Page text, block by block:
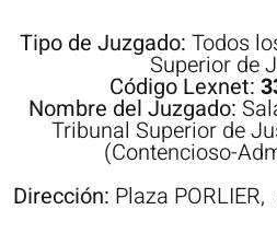
Tipo de Juzgado: Todos
Superior de
Código Lexnet:
Nombre del Juzgado:
Tribunal Superior de
(Contencioso-
Dirección: Plaza PORLIER,